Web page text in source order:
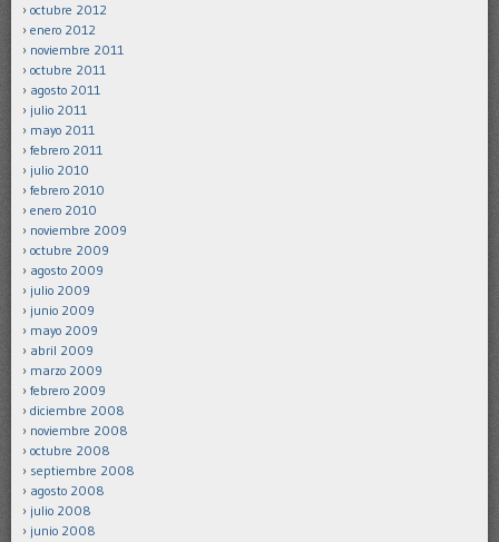
octubre 2012
enero 2012
noviembre 2011
octubre 2011
agosto 2011
julio 2011
mayo 2011
febrero 2011
julio 2010
febrero 2010
enero 2010
noviembre 2009
octubre 2009
agosto 2009
julio 2009
junio 2009
mayo 2009
abril 2009
marzo 2009
febrero 2009
diciembre 2008
noviembre 2008
octubre 2008
septiembre 2008
agosto 2008
julio 2008
junio 2008